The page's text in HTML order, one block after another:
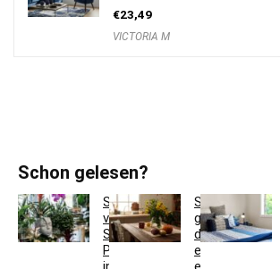
€23,49
VICTORIA M
Schon gelesen?
So
verwandeln
Sie
Pflanzgefäße
So
gestaltest
du
ein